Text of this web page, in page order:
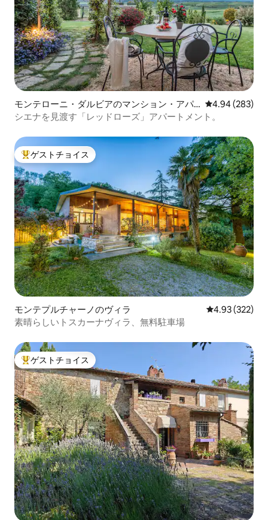
モンテローニ・ダルビアのマンション・アパ
ート
レビュー283
4.94 (283)
シエナを見渡す「レッドローズ」アパートメント。
大好評のゲストチョイスです。
ゲストチョイス
モンテプルチャーノのヴィラ レビュー322
4.93 (322)
素晴らしいトスカーナヴィラ、無料駐車場
大好評のゲストチョイスです。
ゲストチョイス